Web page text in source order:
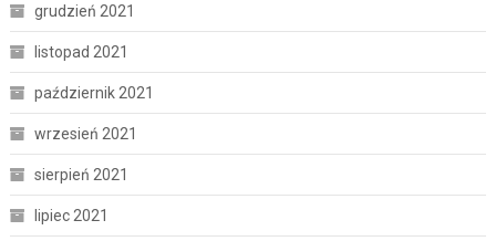
grudzień 2021
listopad 2021
październik 2021
wrzesień 2021
sierpień 2021
lipiec 2021